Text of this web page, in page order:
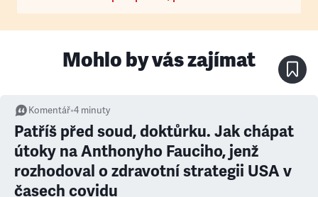
Mohlo by vás zajímat
Komentář•4 minuty
Patříš před soud, doktůrku. Jak chápat
útoky na Anthonyho Fauciho, jenž
rozhodoval o zdravotní strategii USA v
časech covidu